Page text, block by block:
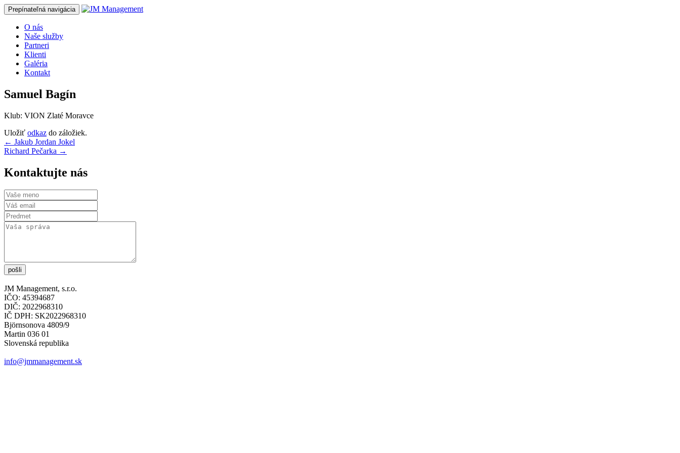
Prepínateľná navigácia
Prejsť
obsah
O nás
Naše služby
Partneri
Klienti
Galéria
Kontakt
Samuel Bagín
Klub: VION Zlaté Moravce
Uložiť odkaz do záložiek.
Navigácia
článkami
← Jakub Jordan Jokel
Richard Pečarka →
Kontaktujte nás
pošli
JM Management, s.r.o.
IČO: 45394687
DIČ: 2022968310
IČ DPH: SK2022968310
Björnsonova 4809/9
Martin 036 01
Slovenská republika
info@jmmanagement.sk